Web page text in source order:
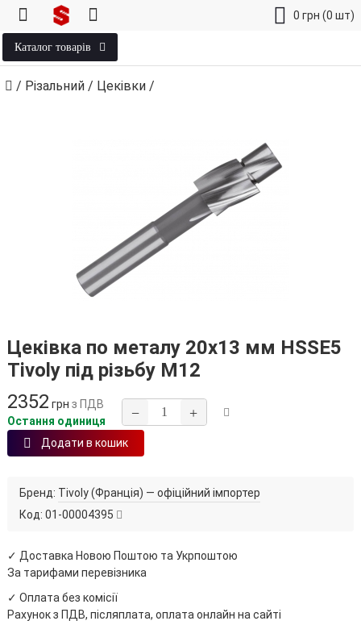
0 грн (0 шт)
Каталог товарів
/ Різальний / Цеківки /
Цеківка по металу 20х13 мм HSSE5
Tivoly під різьбу М12
2352 грн з ПДВ
Остання одиниця
− +
Додати в кошик
Бренд: Tivoly (Франція) — офіційний імпортер
Код: 01-00004395
✓ Доставка Новою Поштою та Укрпоштою
За тарифами перевізника
✓ Оплата без комісії
Рахунок з ПДВ, післяплата, оплата онлайн на сайті